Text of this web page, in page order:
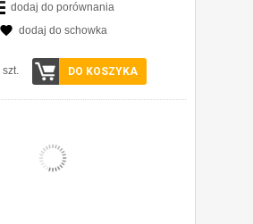
dodaj do porównania
dodaj do schowka
szt. DO KOSZYKA